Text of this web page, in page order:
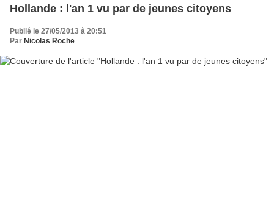
Hollande : l'an 1 vu par de jeunes citoyens
Publié le 27/05/2013 à 20:51
Par Nicolas Roche